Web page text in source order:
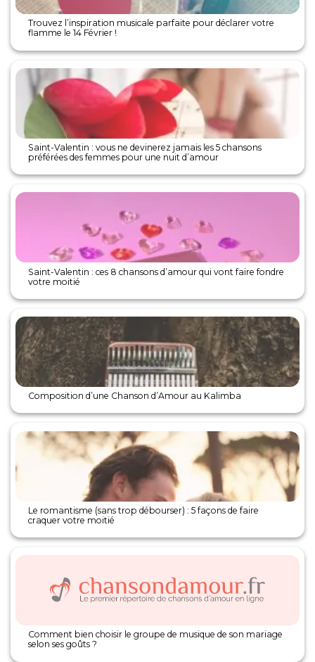
Trouvez l’inspiration musicale parfaite pour déclarer votre
flamme le 14 Février !
Saint-Valentin : vous ne devinerez jamais les 5 chansons
préférées des femmes pour une nuit d’amour
Saint-Valentin : ces 8 chansons d’amour qui vont faire fondre
votre moitié
Composition d’une Chanson d’Amour au Kalimba
Le romantisme (sans trop débourser) : 5 façons de faire
craquer votre moitié
Comment bien choisir le groupe de musique de son mariage
selon ses goûts ?